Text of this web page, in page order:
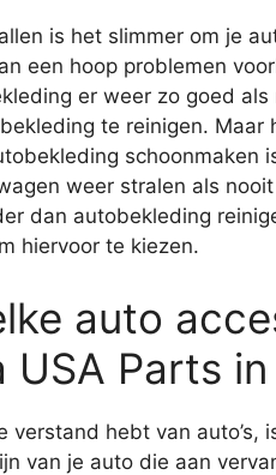
is het slimmer om je
een hoop problemen
er weer zo goed
te reinigen.
schoonmaken
weer stralen als
dan autobekleding
hiervoor te kiezen.
auto
USA Parts
verstand hebt van
van je auto die aan